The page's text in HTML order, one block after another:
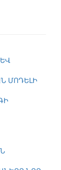
ՄՈԴԵԼԻ